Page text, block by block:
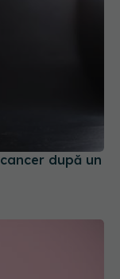
după un